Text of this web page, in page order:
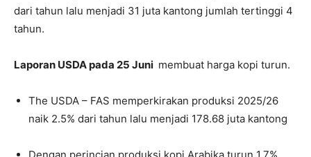
dari tahun lalu menjadi 31 juta kantong jumlah tertinggi 4
tahun.
Laporan USDA pada 25 Juni membuat harga kopi turun.
The USDA – FAS memperkirakan produksi 2025/26
naik 2.5% dari tahun lalu menjadi 178.68 juta kantong